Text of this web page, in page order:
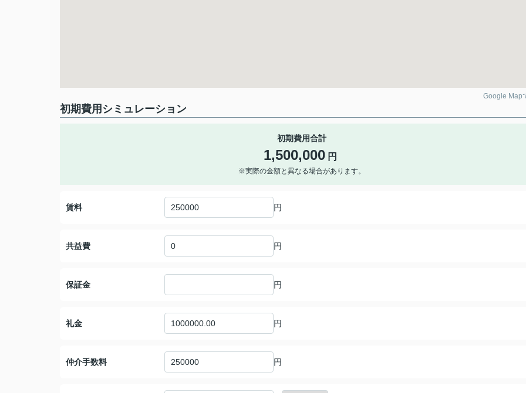
Google Map
初期費用シミュレーション
初期費用合計
1,500,000 円
※実際の金額と異なる場合があります。
賃料 円
共益費 円
保証金 円
礼金 円
仲介手数料 円